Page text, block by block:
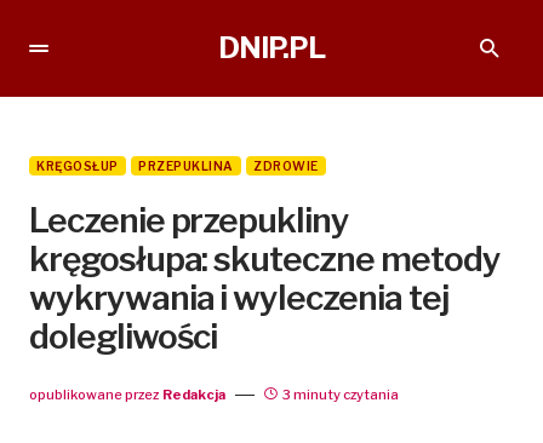
DNIP.PL
KRĘGOSŁUP PRZEPUKLINA ZDROWIE
Leczenie przepukliny
kręgosłupa: skuteczne metody
wykrywania i wyleczenia tej
dolegliwości
opublikowane przez Redakcja 3 minuty czytania